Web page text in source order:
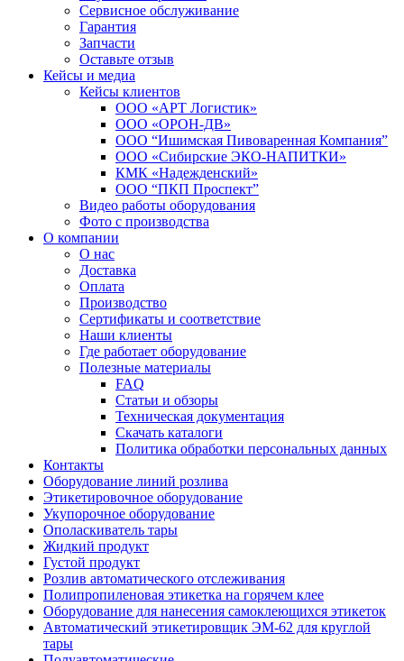
Сервисное обслуживание
Гарантия
Запчасти
Оставьте отзыв
Кейсы и медиа
Кейсы клиентов
ООО «АРТ Логистик»
ООО «ОРОН-ДВ»
ООО “Ишимская Пивоваренная Компания”
ООО «Сибирские ЭКО-НАПИТКИ»
КМК «Надежденский»
ООО “ПКП Проспект”
Видео работы оборудования
Фото с производства
О компании
О нас
Доставка
Оплата
Производство
Сертификаты и соответствие
Наши клиенты
Где работает оборудование
Полезные материалы
FAQ
Статьи и обзоры
Техническая документация
Скачать каталоги
Политика обработки персональных данных
Контакты
Оборудование линий розлива
Этикетировочное оборудование
Укупорочное оборудование
Ополаскиватель тары
Жидкий продукт
Густой продукт
Розлив автоматического отслеживания
Полипропиленовая этикетка на горячем клее
Оборудование для нанесения самоклеющихся этикеток
Автоматический этикетировщик ЭМ-62 для круглой
тары